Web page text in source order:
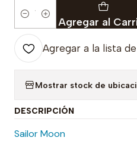
Cantidad Agregar al
Agregar a la lista
Mostrar stock de
DESCRIPCIÓN
Sailor Moon